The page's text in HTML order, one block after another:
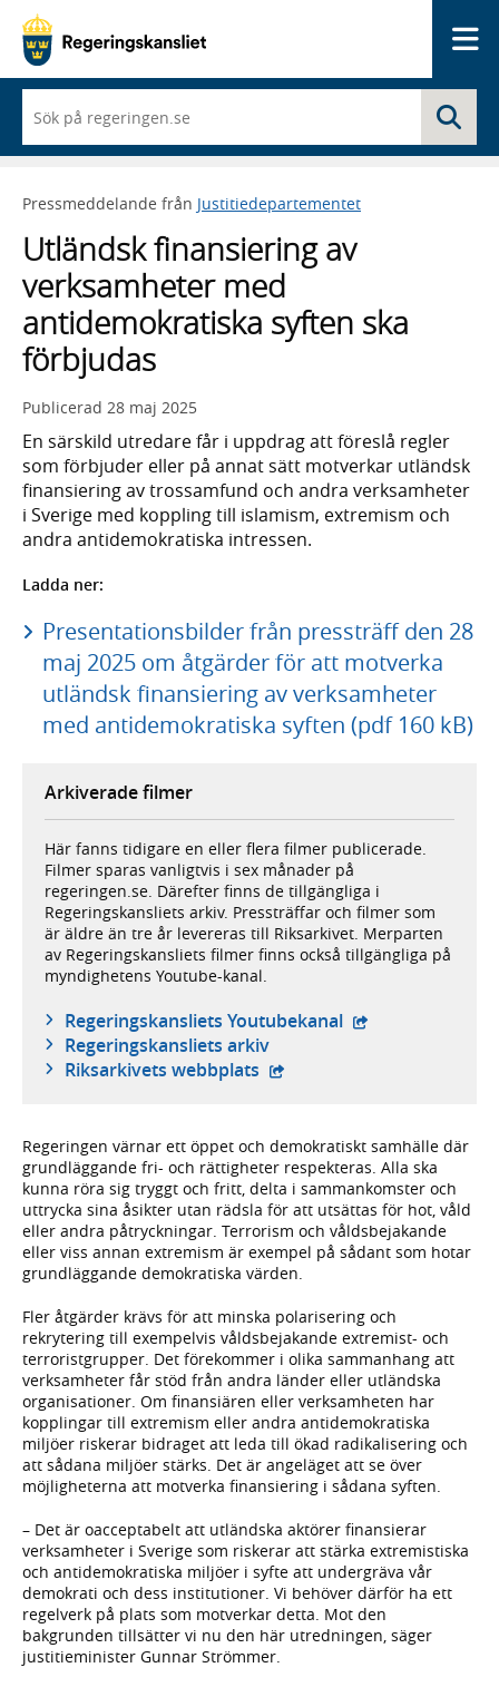
du
börjar
skriva
framträder
lista
med
sökförslag
Pressmeddelande från Justitiedepartementet
Utländsk finansiering av
verksamheter med
antidemokratiska syften ska
förbjudas
Publicerad 28 maj 2025
En särskild utredare får i uppdrag att föreslå regler
som förbjuder eller på annat sätt motverkar utländsk
finansiering av trossamfund och andra verksamheter
i Sverige med koppling till islamism, extremism och
andra antidemokratiska intressen.
Ladda ner:
Presentationsbilder från pressträff den 28
maj 2025 om åtgärder för att motverka
utländsk finansiering av verksamheter
med antidemokratiska syften (pdf 160 kB)
Arkiverade filmer
Här fanns tidigare en eller flera filmer publicerade.
Filmer sparas vanligtvis i sex månader på
regeringen.se. Därefter finns de tillgängliga i
Regeringskansliets arkiv. Pressträffar och filmer som
är äldre än tre år levereras till Riksarkivet. Merparten
av Regeringskansliets filmer finns också tillgängliga på
myndighetens Youtube-kanal.
Regeringskansliets Youtubekanal - extern
Regeringskansliets arkiv
Riksarkivets webbplats - extern webbplats,
Regeringen värnar ett öppet och demokratiskt samhälle där
grundläggande fri- och rättigheter respekteras. Alla ska
kunna röra sig tryggt och fritt, delta i sammankomster och
uttrycka sina åsikter utan rädsla för att utsättas för hot, våld
eller andra påtryckningar. Terrorism och våldsbejakande
eller viss annan extremism är exempel på sådant som hotar
grundläggande demokratiska värden.
Fler åtgärder krävs för att minska polarisering och
rekrytering till exempelvis våldsbejakande extremist- och
terroristgrupper. Det förekommer i olika sammanhang att
verksamheter får stöd från andra länder eller utländska
organisationer. Om finansiären eller verksamheten har
kopplingar till extremism eller andra antidemokratiska
miljöer riskerar bidraget att leda till ökad radikalisering och
att sådana miljöer stärks. Det är angeläget att se över
möjligheterna att motverka finansiering i sådana syften.
– Det är oacceptabelt att utländska aktörer finansierar
verksamheter i Sverige som riskerar att stärka extremistiska
och antidemokratiska miljöer i syfte att undergräva vår
demokrati och dess institutioner. Vi behöver därför ha ett
regelverk på plats som motverkar detta. Mot den
bakgrunden tillsätter vi nu den här utredningen, säger
justitieminister Gunnar Strömmer.